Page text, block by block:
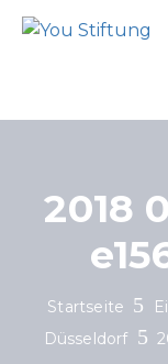
2018
Startseite
Düsseldorf